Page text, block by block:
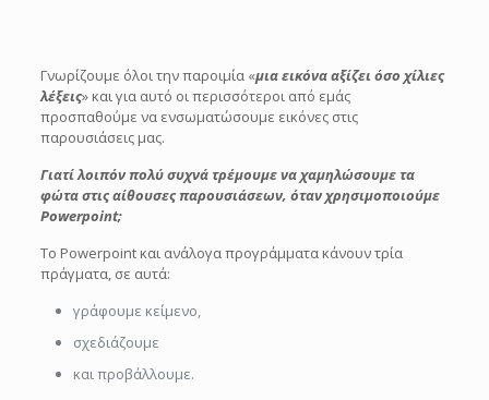
Γνωρίζουμε όλοι την παροιμία «μια εικόνα αξίζει όσο χίλιες
λέξεις» και για αυτό οι περισσότεροι από εμάς
προσπαθούμε να ενσωματώσουμε εικόνες στις
παρουσιάσεις μας.
Γιατί λοιπόν πολύ συχνά τρέμουμε να χαμηλώσουμε τα
φώτα στις αίθουσες παρουσιάσεων, όταν χρησιμοποιούμε
Powerpoint;
Το Powerpoint και ανάλογα προγράμματα κάνουν τρία
πράγματα, σε αυτά:
γράφουμε κείμενο,
σχεδιάζουμε
και προβάλλουμε.